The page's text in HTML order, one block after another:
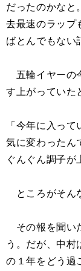
だったのかなと
去最速のラップ
ばとんでもない
五輪イヤーの
す上がっていた
「今年に入っ
気に変わったん
ぐんぐん調子が
ところがそん
その報を聞い
う。だが、中村
の１年をどう過